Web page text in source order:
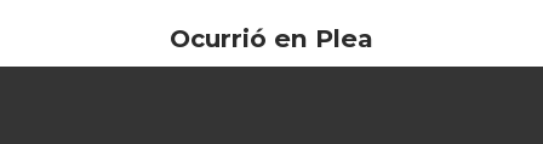
Ocurrió en Plea